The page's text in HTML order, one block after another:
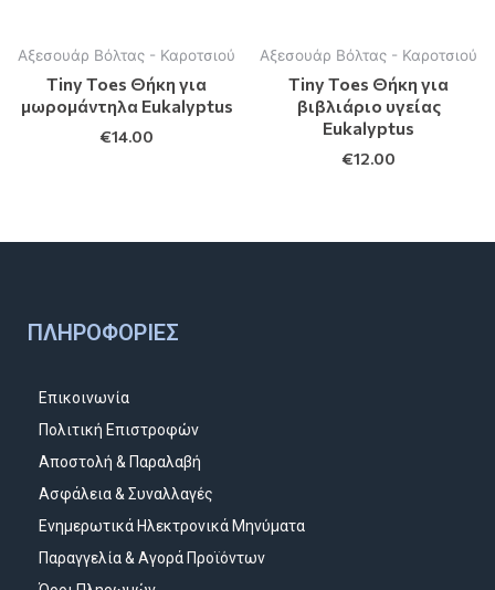
Αξεσουάρ Βόλτας - Καροτσιού
Tiny Toes Θήκη για
μωρομάντηλα Eukalyptus
€14.00
Αξεσουάρ Βόλτας - Καροτσιού
Tiny Toes Θήκη για
βιβλιάριο υγείας
Eukalyptus
€12.00
ΠΛΗΡΟΦΟΡΊΕΣ
Επικοινωνία
Πολιτική Επιστροφών
Αποστολή & Παραλαβή
Ασφάλεια & Συναλλαγές
Ενημερωτικά Ηλεκτρονικά Μηνύματα
Παραγγελία & Αγορά Προϊόντων